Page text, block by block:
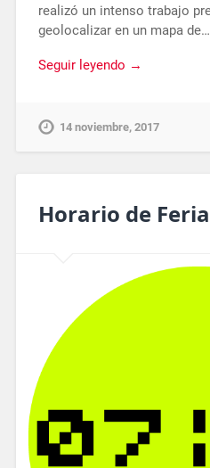
realizó un intenso trabajo
geolocalizar en un mapa de…
Seguir leyendo →
14 noviembre, 2017
Horario de